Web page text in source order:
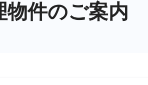
物件のご案内